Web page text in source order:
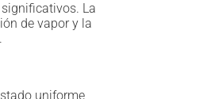
La
de vapor y la
uniforme